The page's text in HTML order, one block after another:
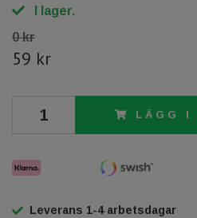
I lager.
0 kr
59 kr
LÄGG I
Leverans 1-4 arbetsdagar